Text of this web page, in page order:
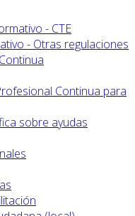
- CTE
- Otras regulaciones
Continua para
sobre ayudas